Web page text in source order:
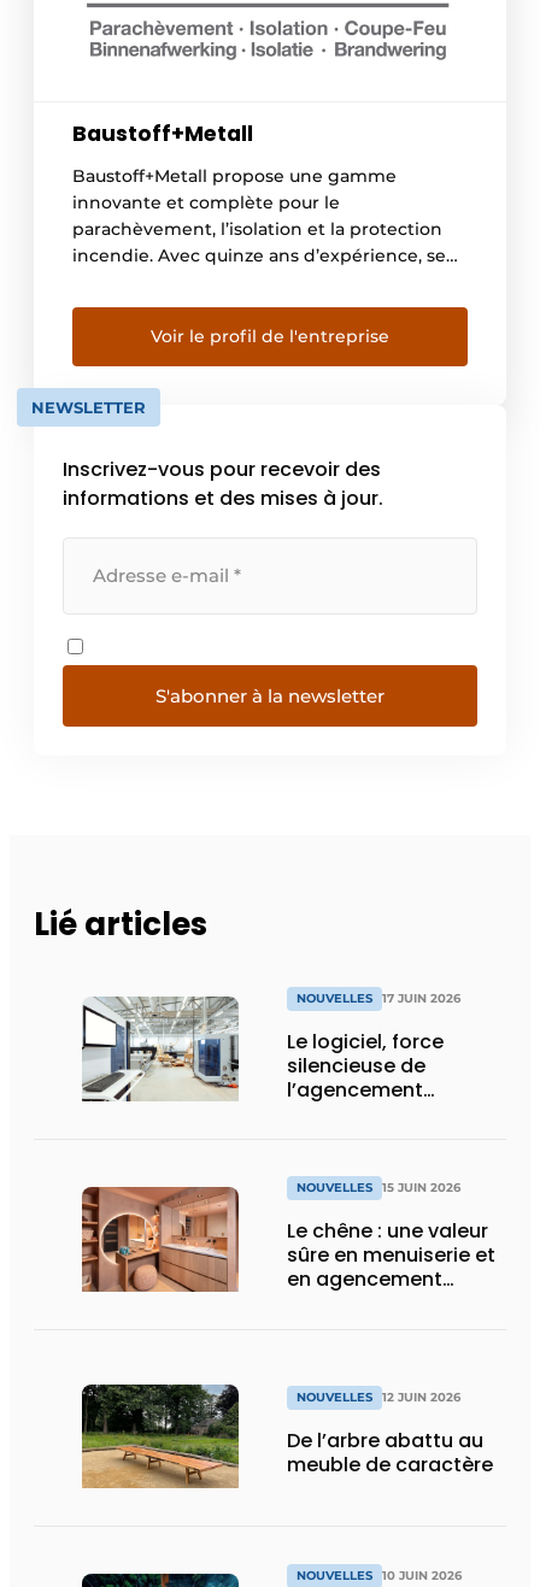
Baustoff+Metall
Baustoff+Metall propose une gamme
innovante et complète pour le
parachèvement, l’isolation et la protection
incendie. Avec quinze ans d’expérience, sept
allie une logistique performante à une
expertise approfondie. Grâce à une flotte de
trente camions équipés de cages, de grues
et de mécanismes rotatifs uniques,
Baustoff+Metall livre les matériaux
Voir le profil de l'entreprise
NEWSLETTER
Inscrivez-vous pour recevoir des
informations et des mises à jour.
S'abonner à la newsletter
Lié articles
NOUVELLES 17 JUIN 2026
Le logiciel, force
silencieuse de
l’agencement
NOUVELLES 15 JUIN 2026
Le chêne : une valeur
sûre en menuiserie et
en agencement
NOUVELLES 12 JUIN 2026
De l’arbre abattu au
meuble de caractère
NOUVELLES 10 JUIN 2026